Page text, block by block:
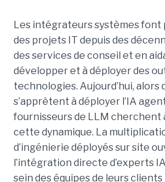
Les intégrateurs systèmes
des projets IT depuis des
des services de conseil et en
développer et à déployer des
technologies. Aujourd’hui, alors
s’apprêtent à déployer l’IA
fournisseurs de LLM cherchent
cette dynamique. La
d’ingénierie déployés sur site
l’intégration directe d’experts
sein des équipes de leurs clients